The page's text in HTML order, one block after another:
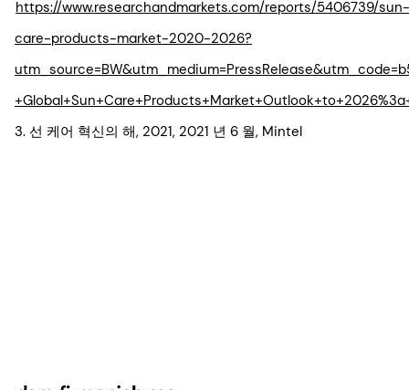
https://www.researchandmarkets.com/reports/5406739/sun-
care-products-market-2020-2026?
3. 선 케어 혁신의 해, 2021, 2021 년 6 월, Mintel